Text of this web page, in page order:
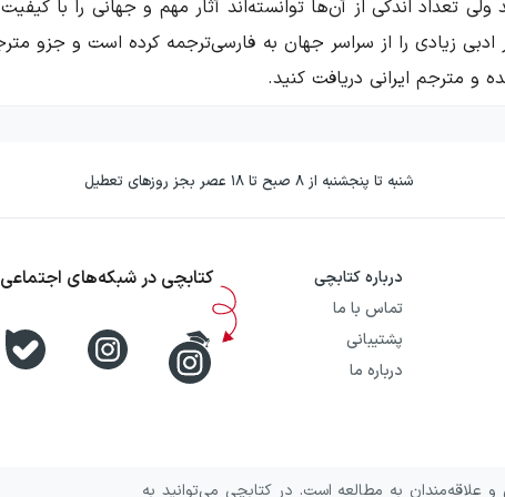
تعداد اندکی از آن‌ها توانسته‌اند آثار مهم و جهانی را با
ادبی زیادی را از سراسر جهان به فارسی‌ترجمه کرده است و جزو
و مترجم ایرانی دریافت کنید.
پیمان خاکسار مترجم و روزنامه‌نگار ایرانی است که در سال ۱۳۵۴ در تهران چشم به
اتحادیه ابلهان توانست در نظرسنجی نویسندگان و منتقدان،
و بدون برنامه‌ریزی بوده است و کار خود را باترجمه
او اولین رمان خود را با نام باشگاه مشت زنی در سال ۱۳۹۰ به فارسی‌ترجمه کرد و پس
می‌دهد و آثار و نویسنده‌های خاصی را برمی‌گزیند.
شنبه تا پنجشنبه از ۸ صبح تا ۱۸ عصر بجز روزهای تعطیل
درباره کتابچی
تماس با ما
پشتیبانی
درباره ما
کتابچی در شبکه‌های اجتماعی
علاقه‌مندان به مطالعه است. در کتابچی می‌توانید به